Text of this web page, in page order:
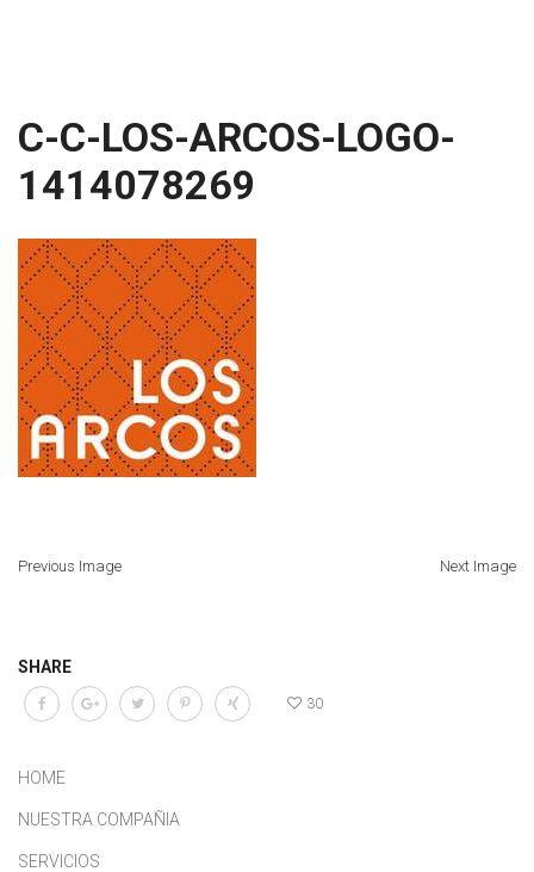
C-C-LOS-ARCOS-LOGO-
1414078269
Previous Image Next Image
SHARE
30
HOME
NUESTRA COMPAÑIA
SERVICIOS